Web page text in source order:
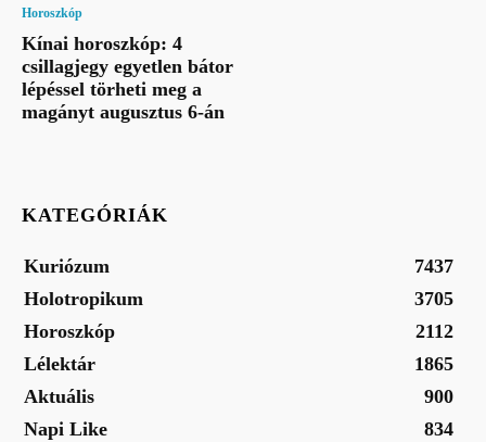
Horoszkóp
Kínai horoszkóp: 4
csillagjegy egyetlen bátor
lépéssel törheti meg a
magányt augusztus 6-án
KATEGÓRIÁK
Kuriózum
7437
Holotropikum
3705
Horoszkóp
2112
Lélektár
1865
Aktuális
900
Napi Like
834